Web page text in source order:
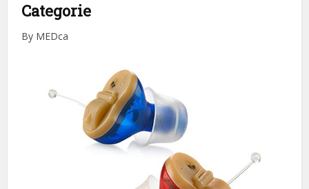
Categorie
By MEDca